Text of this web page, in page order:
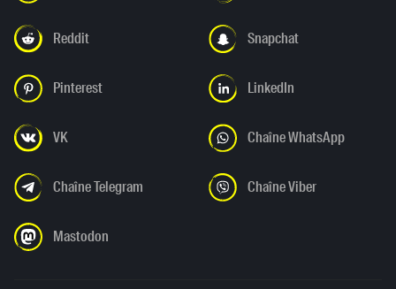
Reddit Snapchat
Pinterest LinkedIn
VK Chaîne WhatsApp
Chaîne Telegram Chaîne Viber
Mastodon